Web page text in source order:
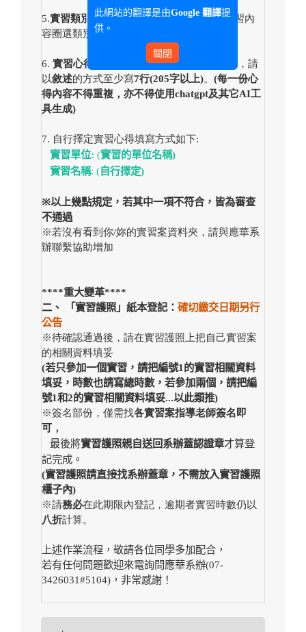
5.實習類別 請用圈選的方式呈現，並依據實習內
容圈選類別。
6. 實習心得 12，行距為
，請
以敘述的方式至少寫7行(205字以上)。 (每一份心
得內容不得重複，亦不得使用chatgpt及其它AI工
具生成)
7. 自行擇定實習心得填寫方式如下:
實習單位: (實習的單位名稱)
實習名稱: (自行擇定)
※以上幾點規定，若其中一項不符合，皆為審查
不通過
※若沒有看到你/妳的實習案資料夾，請與應華系
辦聯繫協助增加
****重大變革****
二、 「實習護照」紙本登記： 確切繳交日期另行
公告
※待確認通過後，請在實習護照上把自己實習案
的相關資料填妥
(若只參加一個實習，請把編號1的實習相關資料
填妥，時數也請寫總時數，若參加兩個，請把編
號1和2的實習相關資料填妥...以此類推)
※簽名部份，僅需找各實習案指導老師簽名即
可，
最後將實習護照親自送回系辦蓋認證章才算登
記完成。
(實習護照請直接找系辦蓋章，不需放入實習護照
櫃子內)
※請務必在此期限內登記，逾期者實習時數仍以
八折計算。
上述作業流程，敬請各位同學多加配合，
若有任何問題歡迎來電詢問應華系辦(07-
3426031#5104)，非常感謝！
此網站的翻譯是由Google 翻譯提
供。
關閉